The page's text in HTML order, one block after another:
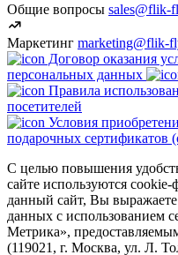
Общие вопросы sales@flik-
Маркетинг marketing@flik-
Договор оказания
персональных данных
Правила
посетителей
Условия
подарочных сертификатов
С целью повышения
сайте используются
данный сайт, Вы
данных с использованием
Метрика»,
(119021, г. Москва, ул. Л.